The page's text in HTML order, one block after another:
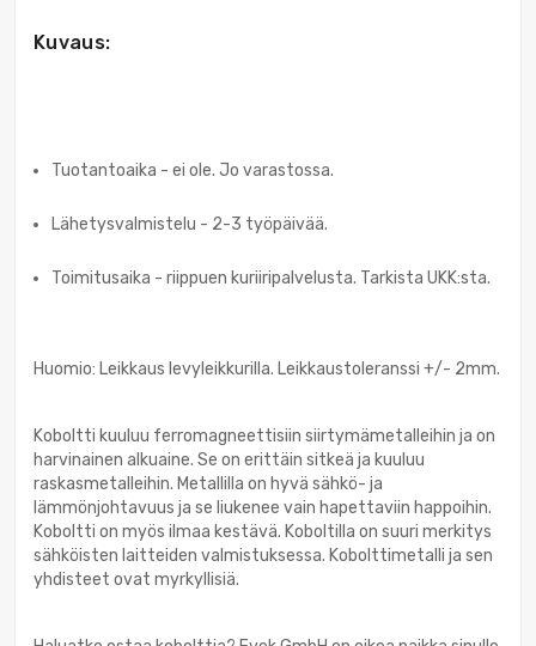
Kuvaus:
Tuotantoaika - ei ole. Jo varastossa.
Lähetysvalmistelu - 2-3 työpäivää.
Toimitusaika - riippuen kuriiripalvelusta. Tarkista UKK:sta.
Huomio: Leikkaus levyleikkurilla. Leikkaustoleranssi +/- 2mm.
Koboltti kuuluu ferromagneettisiin siirtymämetalleihin ja on
harvinainen alkuaine. Se on erittäin sitkeä ja kuuluu
raskasmetalleihin. Metallilla on hyvä sähkö- ja
lämmönjohtavuus ja se liukenee vain hapettaviin happoihin.
Koboltti on myös ilmaa kestävä. Koboltilla on suuri merkitys
sähköisten laitteiden valmistuksessa. Kobolttimetalli ja sen
yhdisteet ovat myrkyllisiä.